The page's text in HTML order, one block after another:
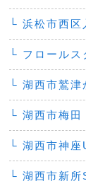
└ 浜松市西区
└ フロールス
└ 湖西市鷲
└ 湖西市梅
└ 湖西市神座
└ 湖西市新所